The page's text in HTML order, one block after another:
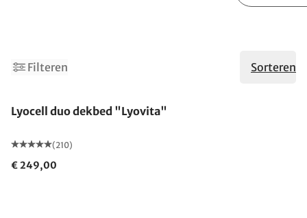
Filteren Sorteren
Lyocell duo dekbed "Lyovita"
(210)
€ 249,00
13